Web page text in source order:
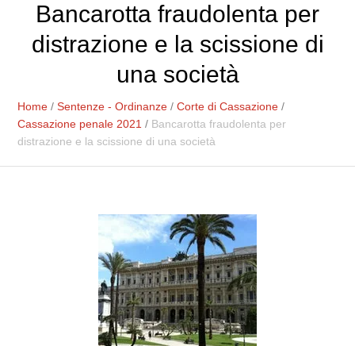
Bancarotta fraudolenta per
distrazione e la scissione di
una società
Home /Sentenze - Ordinanze /Corte di Cassazione /
Cassazione penale 2021 / Bancarotta fraudolenta per
distrazione e la scissione di una società